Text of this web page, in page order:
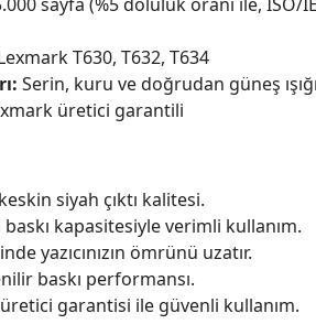
T630, T632, T634
Serin, kuru ve doğrudan güneş
üretici garantili
siyah çıktı kalitesi.
baskı kapasitesiyle verimli kullanım.
yazıcınızın ömrünü uzatır.
baskı performansı.
garantisi ile güvenli kullanım.